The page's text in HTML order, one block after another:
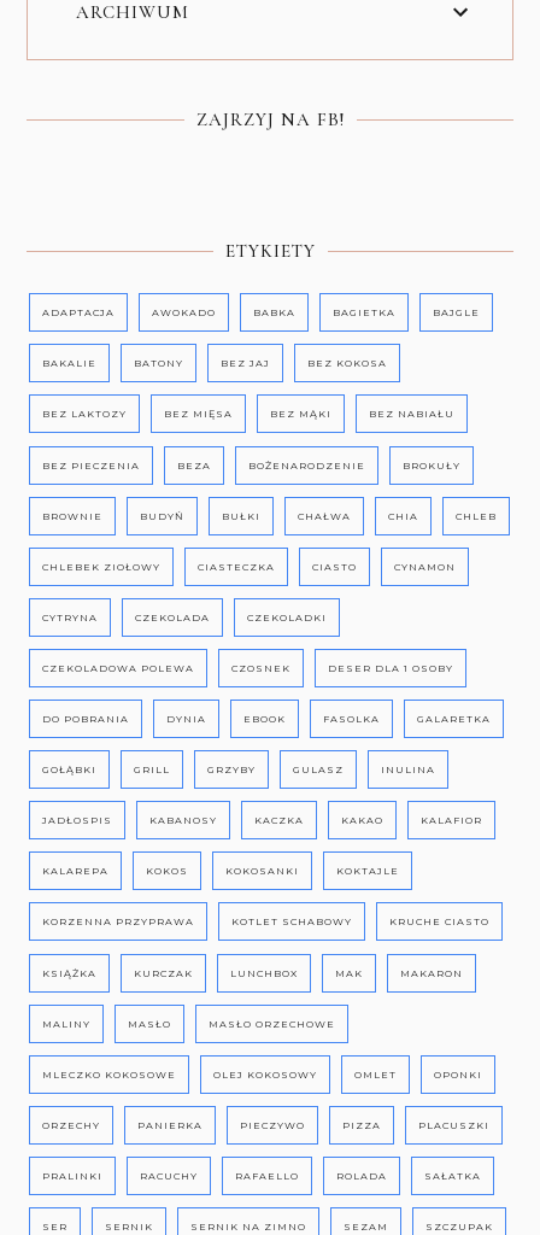
ARCHIWUM
ZAJRZYJ NA FB!
ETYKIETY
ADAPTACJA AWOKADO BABKA BAGIETKA BAJGLE
BAKALIE BATONY BEZ JAJ BEZ KOKOSA
BEZ LAKTOZY BEZ MIĘSA BEZ MĄKI BEZ NABIAŁU
BEZ PIECZENIA BEZA BOŻENARODZENIE BROKUŁY
BROWNIE BUDYŃ BUŁKI CHAŁWA CHIA CHLEB
CHLEBEK ZIOŁOWY CIASTECZKA CIASTO CYNAMON
CYTRYNA CZEKOLADA CZEKOLADKI
CZEKOLADOWA POLEWA CZOSNEK DESER DLA 1 OSOBY
DO POBRANIA DYNIA EBOOK FASOLKA GALARETKA
GOŁĄBKI GRILL GRZYBY GULASZ INULINA
JADŁOSPIS KABANOSY KACZKA KAKAO KALAFIOR
KALAREPA KOKOS KOKOSANKI KOKTAJLE
KORZENNA PRZYPRAWA KOTLET SCHABOWY KRUCHE CIASTO
KSIĄŻKA KURCZAK LUNCHBOX MAK MAKARON
MALINY MASŁO MASŁO ORZECHOWE
MLECZKO KOKOSOWE OLEJ KOKOSOWY OMLET OPONKI
ORZECHY PANIERKA PIECZYWO PIZZA PLACUSZKI
PRALINKI RACUCHY RAFAELLO ROLADA SAŁATKA
SER SERNIK SERNIK NA ZIMNO SEZAM SZCZUPAK